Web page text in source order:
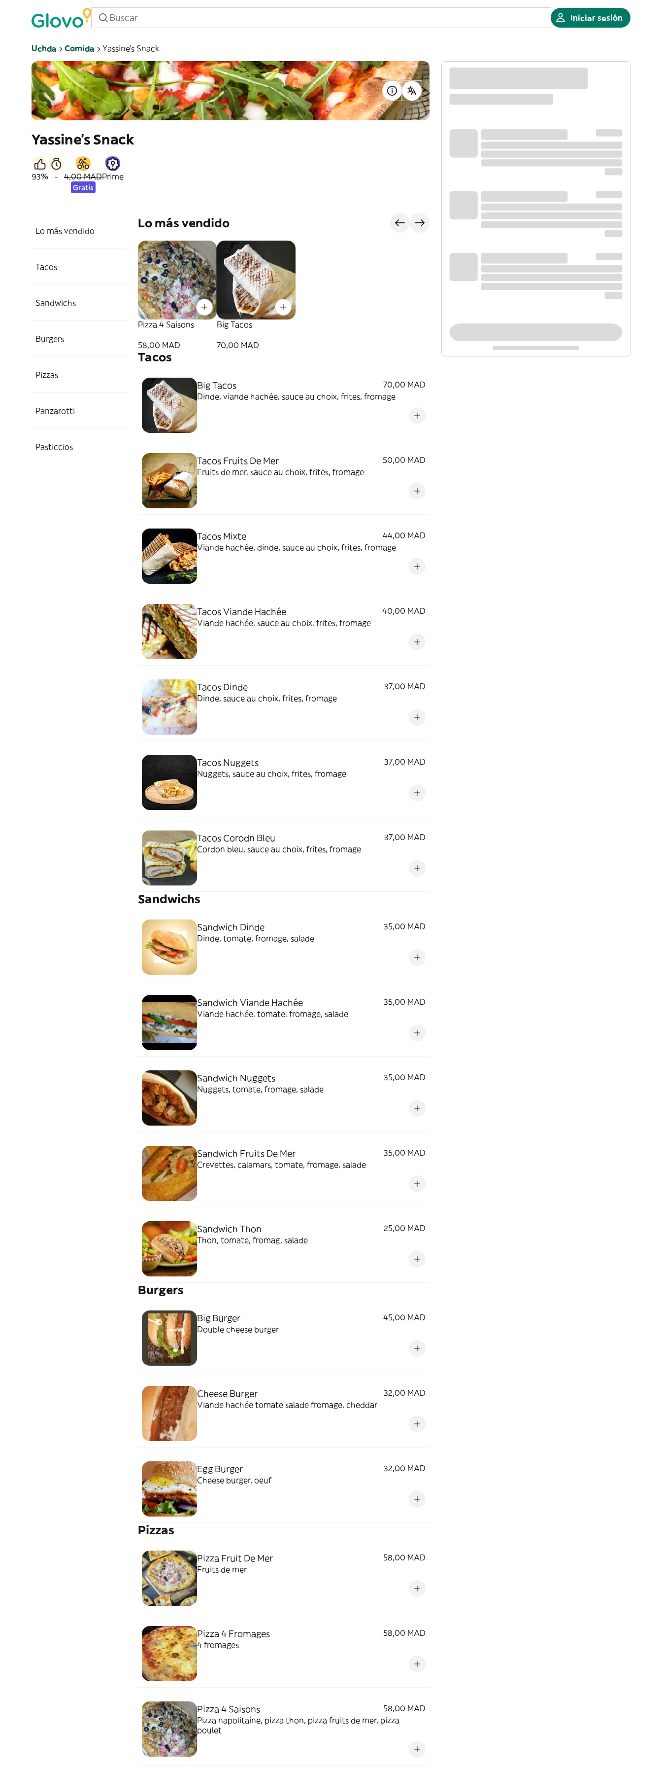
Iniciar sesión
Uchda Comida Yassine's Snack
Yassine's Snack
93% - 4,00 MAD
Gratis
Prime
Lo más vendido
Tacos
Sandwichs
Burgers
Pizzas
Panzarotti
Pasticcios
Lo más vendido
Pizza 4 Saisons
58,00 MAD
Big Tacos
70,00 MAD
Tacos
Big Tacos
70,00 MAD
Dinde, viande hachée, sauce au choix, frites, fromage
Tacos Fruits De Mer
50,00 MAD
Fruits de mer, sauce au choix, frites, fromage
Tacos Mixte
44,00 MAD
Viande hachée, dinde, sauce au choix, frites, fromage
Tacos Viande Hachée
40,00 MAD
Viande hachée, sauce au choix, frites, fromage
Tacos Dinde
37,00 MAD
Dinde, sauce au choix, frites, fromage
Tacos Nuggets
37,00 MAD
Nuggets, sauce au choix, frites, fromage
Tacos Corodn Bleu
37,00 MAD
Cordon bleu, sauce au choix, frites, fromage
Sandwichs
Sandwich Dinde
35,00 MAD
Dinde, tomate, fromage, salade
Sandwich Viande Hachée
35,00 MAD
Viande hachée, tomate, fromage, salade
Sandwich Nuggets
35,00 MAD
Nuggets, tomate, fromage, salade
Sandwich Fruits De Mer
35,00 MAD
Crevettes, calamars, tomate, fromage, salade
Sandwich Thon
25,00 MAD
Thon, tomate, fromag, salade
Burgers
Big Burger
45,00 MAD
Double cheese burger
Cheese Burger
32,00 MAD
Viande hachée tomate salade fromage, cheddar
Egg Burger
32,00 MAD
Cheese burger, oeuf
Pizzas
Pizza Fruit De Mer
58,00 MAD
Fruits de mer
Pizza 4 Fromages
58,00 MAD
4 fromages
Pizza 4 Saisons
58,00 MAD
Pizza napolitaine, pizza thon, pizza fruits de mer, pizza
poulet